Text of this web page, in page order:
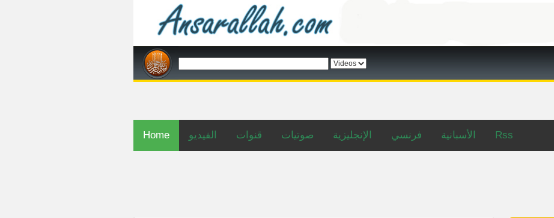
Home الفيديو قنوات صوتيات الإنجليزية فرنسي الأسبانية Rss